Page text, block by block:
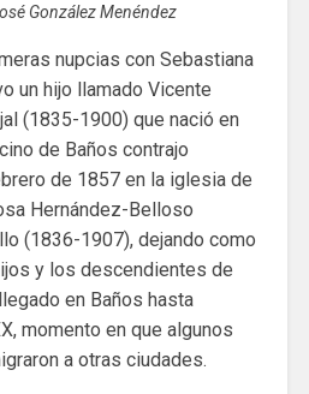
González Menéndez
nupcias con Sebastiana
un hijo llamado Vicente
(1835-1900) que nació en
de Baños contrajo
de 1857 en la iglesia de
Hernández-Belloso
(1836-1907), dejando como
y los descendientes de
en Baños hasta
momento en que algunos
a otras ciudades.